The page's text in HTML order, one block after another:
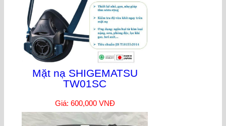
Mặt nạ SHIGEMATSU
TW01SC
Giá: 600,000 VNĐ